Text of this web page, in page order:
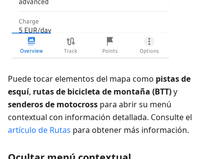
Puede tocar elementos del mapa como pistas de
esquí, rutas de bicicleta de montaña (BTT)y
senderos de motocross para abrir su menú
contextual con información detallada. Consulte el
artículo de Rutas para obtener más información.